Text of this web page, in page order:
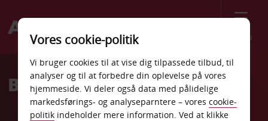
Menu
Welcome
AvisBilleje Aubagne
Vores cookie-politik
Vi bruger cookies til at vise dig tilpassede tilbud, til
analyser og til at forbedre din oplevelse på vores
hjemmeside. Vi deler også data med pålidelige
markedsførings- og analyseparntere – vores cookie-
politik indeholder mere information. Ved at klikke